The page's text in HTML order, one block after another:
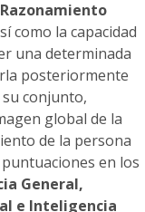
como la capacidad
una determinada
posteriormente
conjunto,
global de la
de la persona
en los
General,
e Inteligencia